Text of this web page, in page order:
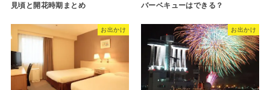
見頃と開花時期まとめ
バーベキューはできる？
お出かけ お出かけ